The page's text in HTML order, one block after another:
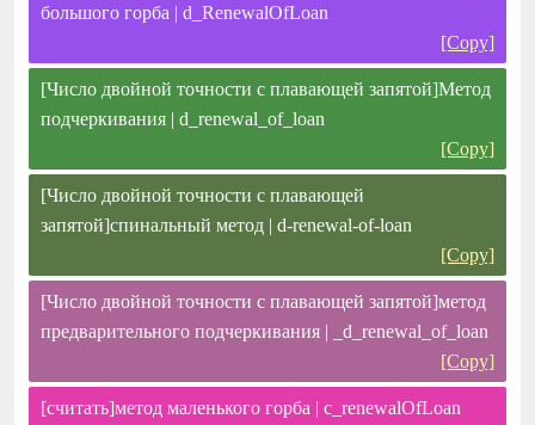
большого горба | d_RenewalOfLoan
[Copy]
[Число двойной точности с плавающей запятой]Метод
подчеркивания | d_renewal_of_loan
[Copy]
[Число двойной точности с плавающей
запятой]спинальный метод | d-renewal-of-loan
[Copy]
[Число двойной точности с плавающей запятой]метод
предварительного подчеркивания | _d_renewal_of_loan
[Copy]
[считать]метод маленького горба | c_renewalOfLoan